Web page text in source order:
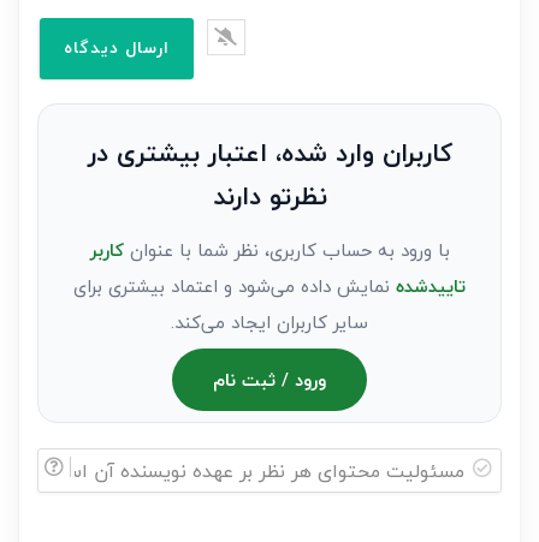
نظر
کاربران وارد شده، اعتبار بیشتری در
نظرتو دارند
با ورود به حساب کاربری، نظر شما با عنوانکاربر
تاییدشده نمایش داده می‌شود و اعتماد بیشتری برای
سایر کاربران ایجاد می‌کند.
ورود / ثبت نام